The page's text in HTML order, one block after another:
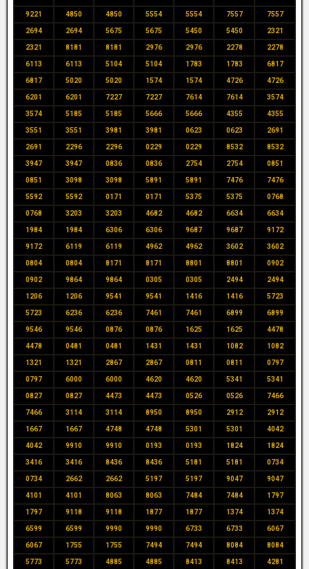
9221 4850 4850 5554 5554 7557 7557
2694 2694 5675 5675 5450 5450 2321
2321 8181 8181 2976 2976 2278 2278
6113 6113 5104 5104 1783 1783 6817
6817 5020 5020 1574 1574 4726 4726
6201 6201 7227 7227 7614 7614 3574
3574 5185 5185 5666 5666 4355 4355
3551 3551 3981 3981 0623 0623 2691
2691 2296 2296 0229 0229 8532 8532
3947 3947 0836 0836 2754 2754 0851
0851 3098 3098 5891 5891 7476 7476
5592 5592 0171 0171 5375 5375 0768
0768 3203 3203 4682 4682 6634 6634
1984 1984 6306 6306 9687 9687 9172
9172 6119 6119 4962 4962 3602 3602
0804 0804 8171 8171 8801 8801 0902
0902 9864 9864 0305 0305 2494 2494
1206 1206 9541 9541 1416 1416 5723
5723 6236 6236 7461 7461 6899 6899
9546 9546 0876 0876 1625 1625 4478
4478 0481 0481 1431 1431 1082 1082
1321 1321 2867 2867 0811 0811 0797
0797 6000 6000 4620 4620 5341 5341
0827 0827 4473 4473 0526 0526 7466
7466 3114 3114 8950 8950 2912 2912
1667 1667 4748 4748 5301 5301 4042
4042 9910 9910 0193 0193 1824 1824
3416 3416 8436 8436 5181 5181 0734
0734 2662 2662 5197 5197 9047 9047
4101 4101 8063 8063 7484 7484 1797
1797 9118 9118 1877 1877 1374 1374
6599 6599 9990 9990 6733 6733 6067
6067 1755 1755 7494 7494 8084 8084
5773 5773 4885 4885 8413 8413 4281